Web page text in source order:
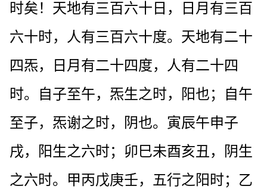
时矣！天地有三百六十日，日月有三百
六十时，人有三百六十度。天地有二十
四炁，日月有二十四度，人有二十四
时。自子至午，炁生之时，阳也；自午
至子，炁谢之时，阴也。寅辰午申子
戌，阳生之六时；卯巳未酉亥丑，阴生
之六时。甲丙戊庚壬，五行之阳时；乙